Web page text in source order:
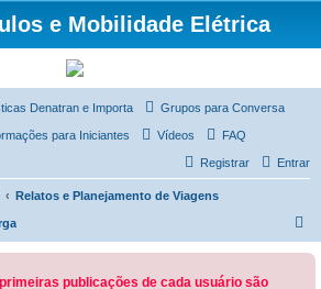
e Mobilidade Elétrica
Denatran e Importa Grupos para Conversa
para Iniciantes Vídeos FAQ
Entrar
Registrar
Relatos e Planejamento de Viagens
publicações de cada usuário são